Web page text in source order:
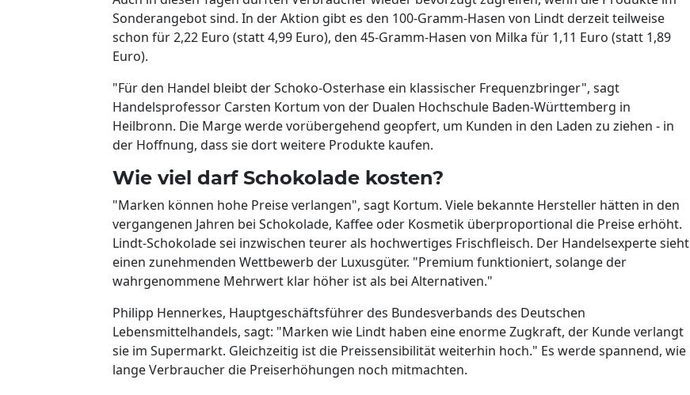
Sonderangebot sind. In der Aktion gibt es den 100-Gramm-Hasen von Lindt derzeit teilweise
schon für 2,22 Euro (statt 4,99 Euro), den 45-Gramm-Hasen von Milka für 1,11 Euro (statt 1,89
Euro).
"Für den Handel bleibt der Schoko-Osterhase ein klassischer Frequenzbringer", sagt
Handelsprofessor Carsten Kortum von der Dualen Hochschule Baden-Württemberg in
Heilbronn. Die Marge werde vorübergehend geopfert, um Kunden in den Laden zu ziehen - in
der Hoffnung, dass sie dort weitere Produkte kaufen.
Wie viel darf Schokolade kosten?
"Marken können hohe Preise verlangen", sagt Kortum. Viele bekannte Hersteller hätten in den
vergangenen Jahren bei Schokolade, Kaffee oder Kosmetik überproportional die Preise erhöht.
Lindt-Schokolade sei inzwischen teurer als hochwertiges Frischfleisch. Der Handelsexperte sieht
einen zunehmenden Wettbewerb der Luxusgüter. "Premium funktioniert, solange der
wahrgenommene Mehrwert klar höher ist als bei Alternativen."
Philipp Hennerkes, Hauptgeschäftsführer des Bundesverbands des Deutschen
Lebensmittelhandels, sagt: "Marken wie Lindt haben eine enorme Zugkraft, der Kunde verlangt
sie im Supermarkt. Gleichzeitig ist die Preissensibilität weiterhin hoch." Es werde spannend, wie
lange Verbraucher die Preiserhöhungen noch mitmachten.